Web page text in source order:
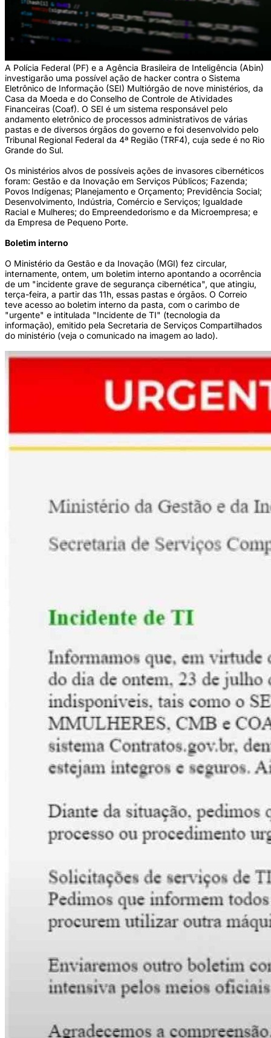
A Polícia Federal (PF) e a Agência Brasileira de Inteligência (Abin)
investigarão uma possível ação de hacker contra o Sistema
Eletrônico de Informação (SEI) Multiórgão de nove ministérios, da
Casa da Moeda e do Conselho de Controle de Atividades
Financeiras (Coaf). O SEI é um sistema responsável pelo
andamento eletrônico de processos administrativos de várias
pastas e de diversos órgãos do governo e foi desenvolvido pelo
Tribunal Regional Federal da 4ª Região (TRF4), cuja sede é no Rio
Grande do Sul.
Os ministérios alvos de possíveis ações de invasores cibernéticos
foram: Gestão e da Inovação em Serviços Públicos; Fazenda;
Povos Indígenas; Planejamento e Orçamento; Previdência Social;
Desenvolvimento, Indústria, Comércio e Serviços; Igualdade
Racial e Mulheres; do Empreendedorismo e da Microempresa; e
da Empresa de Pequeno Porte.
Boletim interno
O Ministério da Gestão e da Inovação (MGI) fez circular,
internamente, ontem, um boletim interno apontando a ocorrência
de um "incidente grave de segurança cibernética", que atingiu,
terça-feira, a partir das 11h, essas pastas e órgãos. O Correio
teve acesso ao boletim interno da pasta, com o carimbo de
"urgente" e intitulada "Incidente de TI" (tecnologia da
informação), emitido pela Secretaria de Serviços Compartilhados
do ministério (veja o comunicado na imagem ao lado).